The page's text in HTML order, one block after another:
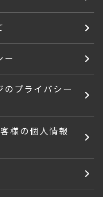
ー
のプライバシー
様の個人情報